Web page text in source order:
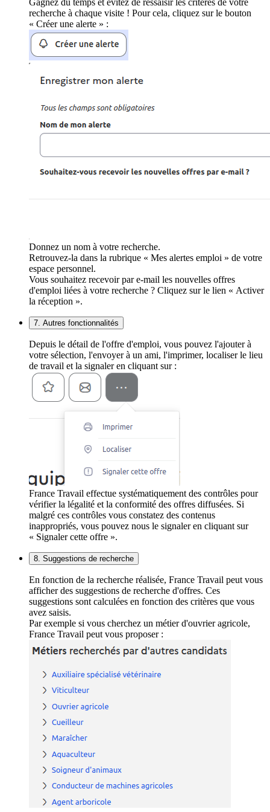
Gagnez du temps et évitez de ressaisir les critères de votre
recherche à chaque visite ! Pour cela, cliquez sur le bouton
« Créer une alerte » :
Donnez un nom à votre recherche.
Retrouvez-la dans la rubrique « Mes alertes emploi » de votre
espace personnel.
Vous souhaitez recevoir par e-mail les nouvelles offres
d'emploi liées à votre recherche ? Cliquez sur le lien « Activer
la réception ».
7. Autres fonctionnalités
Depuis le détail de l'offre d'emploi, vous pouvez l'ajouter à
votre sélection, l'envoyer à un ami, l'imprimer, localiser le lieu
de travail et la signaler en cliquant sur :
France Travail effectue systématiquement des contrôles pour
vérifier la légalité et la conformité des offres diffusées. Si
malgré ces contrôles vous constatez des contenus
inappropriés, vous pouvez nous le signaler en cliquant sur
« Signaler cette offre ».
8. Suggestions de recherche
En fonction de la recherche réalisée, France Travail peut vous
afficher des suggestions de recherche d'offres. Ces
suggestions sont calculées en fonction des critères que vous
avez saisis.
Par exemple si vous cherchez un métier d'ouvrier agricole,
France Travail peut vous proposer :